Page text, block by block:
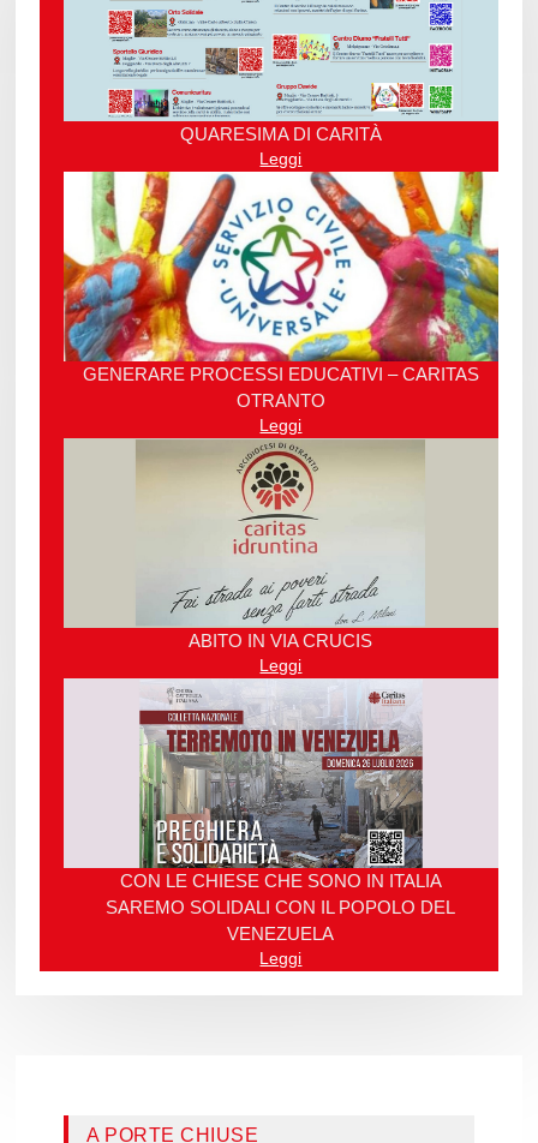
QUARESIMA DI CARITÀ
Leggi
GENERARE PROCESSI EDUCATIVI – CARITAS
OTRANTO
Leggi
ABITO IN VIA CRUCIS
Leggi
CON LE CHIESE CHE SONO IN ITALIA
SAREMO SOLIDALI CON IL POPOLO DEL
VENEZUELA
Leggi
A PORTE CHIUSE